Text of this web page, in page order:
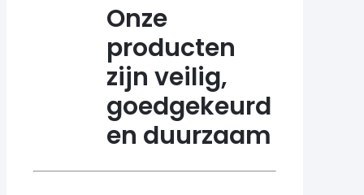
Onze
producten
zijn veilig,
goedgekeurd
en duurzaam